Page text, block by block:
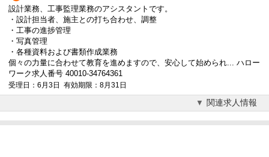
設計業務、工事監理業務のアシスタントです。
・設計担当者、施主との打ち合わせ、調整
・工事の進捗管理
・写真管理
・各種資料および書類作成業務
個々の力量に合わせて教育を進めますので、安心して始められ... ハロー
ワーク求人番号 40010-34764361
受理日：6月3日 有効期限：8月31日
関連求人情報